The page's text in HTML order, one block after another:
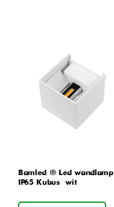
Bamled ® Led wandlamp
IP65 Kubus – wit